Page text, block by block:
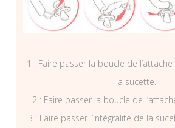
1 : Faire passer la boucle de
la sucette.
2 : Faire passer la boucle de
3 : Faire passer l’intégralité de la